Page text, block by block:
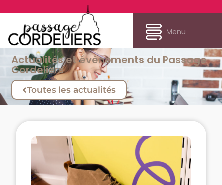
Menu
Actualités et évènements du Passage
Cordeliers
Toutes les actualités